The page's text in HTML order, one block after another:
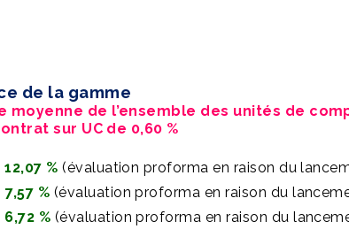
de la gamme
moyenne de l’ensemble des unités de
sur UC de 0,60 %
12,07 %(évaluation proforma en raison du
7,57 % (évaluation proforma en raison du
6,72 % (évaluation proforma en raison du